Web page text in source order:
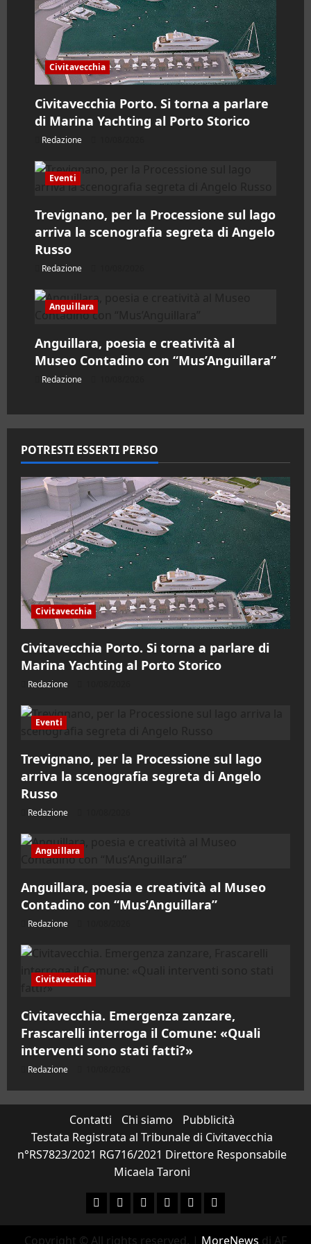
r
t
i
c
o
l
o
Civitavecchia
Civitavecchia Porto. Si torna a parlare
di Marina Yachting al Porto Storico
Redazione
Eventi
Trevignano, per la Processione sul lago
arriva la scenografia segreta di Angelo
Russo
Redazione
Anguillara
Anguillara, poesia e creatività al
Museo Contadino con “Mus’Anguillara”
Redazione
POTRESTI ESSERTI PERSO
Civitavecchia
Civitavecchia Porto. Si torna a parlare di
Marina Yachting al Porto Storico
Redazione
Eventi
Trevignano, per la Processione sul lago
arriva la scenografia segreta di Angelo
Russo
Redazione
Anguillara
Anguillara, poesia e creatività al Museo
Contadino con “Mus’Anguillara”
Redazione
Civitavecchia
Civitavecchia. Emergenza zanzare,
Frascarelli interroga il Comune: «Quali
interventi sono stati fatti?»
Redazione
Contatti Chi siamo
Pubblicità
Testata Registrata al Tribunale di Civitavecchia
n°RS7823/2021 RG716/2021 Direttore Responsabile
Micaela Taroni
FacebookInstagram
YouTubeTwitterEmailEnte Parco
Copyright © All rights reserved. | MoreNews di AF